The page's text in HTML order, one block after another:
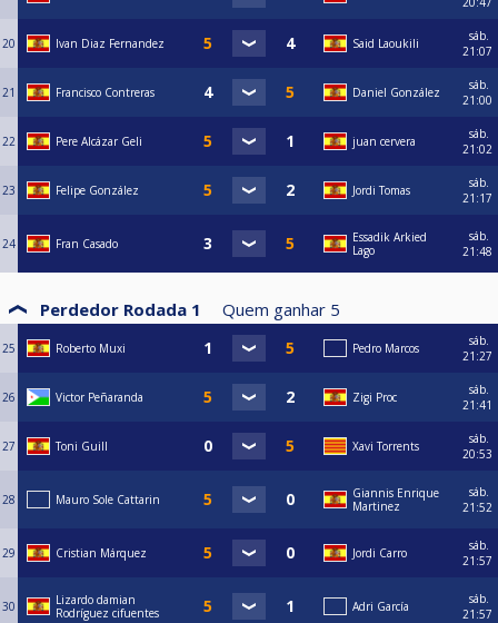
20 Ivan Diaz Fernandez Said Laoukili
sáb.
21:07
21 Francisco Contreras Daniel González
sáb.
21:00
22 Pere Alcázar Geli juan cervera
sáb.
21:02
23 Felipe González Jordi Tomas
sáb.
21:17
24 Fran Casado
Essadik Arkied
Lago
sáb.
21:48
Perdedor Rodada 1 Quem ganhar 5
25 Roberto Muxi Pedro Marcos
sáb.
21:27
26 Victor Peñaranda Zigi Proc
sáb.
21:41
27 Toni Guill Xavi Torrents
sáb.
20:53
28 Mauro Sole Cattarin
Giannis Enrique
Martinez
sáb.
21:52
29 Cristian Márquez Jordi Carro
sáb.
21:57
30
Lizardo damian
Rodríguez cifuentes
Adri García
sáb.
21:57